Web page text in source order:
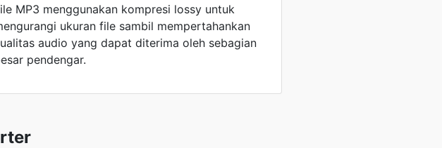
MP3 menggunakan kompresi lossy untuk
ukuran file sambil mempertahankan
audio yang dapat diterima oleh sebagian
pendengar.